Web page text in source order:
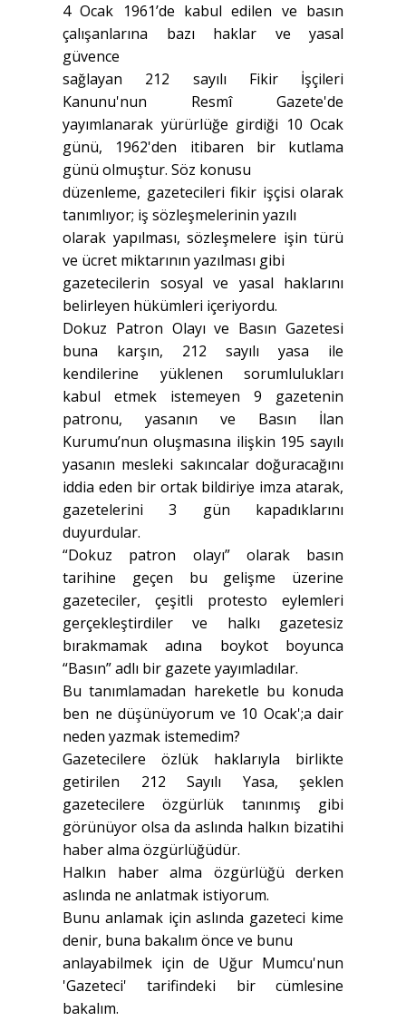
4 Ocak 1961’de kabul edilen ve basın
çalışanlarına bazı haklar ve yasal
güvence
sağlayan 212 sayılı Fikir İşçileri
Kanunu'nun Resmî Gazete'de
yayımlanarak yürürlüğe girdiği 10 Ocak
günü, 1962'den itibaren bir kutlama
günü olmuştur. Söz konusu
düzenleme, gazetecileri fikir işçisi olarak
tanımlıyor; iş sözleşmelerinin yazılı
olarak yapılması, sözleşmelere işin türü
ve ücret miktarının yazılması gibi
gazetecilerin sosyal ve yasal haklarını
belirleyen hükümleri içeriyordu.
Dokuz Patron Olayı ve Basın Gazetesi
buna karşın, 212 sayılı yasa ile
kendilerine yüklenen sorumlulukları
kabul etmek istemeyen 9 gazetenin
patronu, yasanın ve Basın İlan
Kurumu’nun oluşmasına ilişkin 195 sayılı
yasanın mesleki sakıncalar doğuracağını
iddia eden bir ortak bildiriye imza atarak,
gazetelerini 3 gün kapadıklarını
duyurdular.
“Dokuz patron olayı” olarak basın
tarihine geçen bu gelişme üzerine
gazeteciler, çeşitli protesto eylemleri
gerçekleştirdiler ve halkı gazetesiz
bırakmamak adına boykot boyunca
“Basın” adlı bir gazete yayımladılar.
Bu tanımlamadan hareketle bu konuda
ben ne düşünüyorum ve 10 Ocak';a dair
neden yazmak istemedim?
Gazetecilere özlük haklarıyla birlikte
getirilen 212 Sayılı Yasa, şeklen
gazetecilere özgürlük tanınmış gibi
görünüyor olsa da aslında halkın bizatihi
haber alma özgürlüğüdür.
Halkın haber alma özgürlüğü derken
aslında ne anlatmak istiyorum.
Bunu anlamak için aslında gazeteci kime
denir, buna bakalım önce ve bunu
anlayabilmek için de Uğur Mumcu'nun
'Gazeteci' tarifindeki bir cümlesine
bakalım.